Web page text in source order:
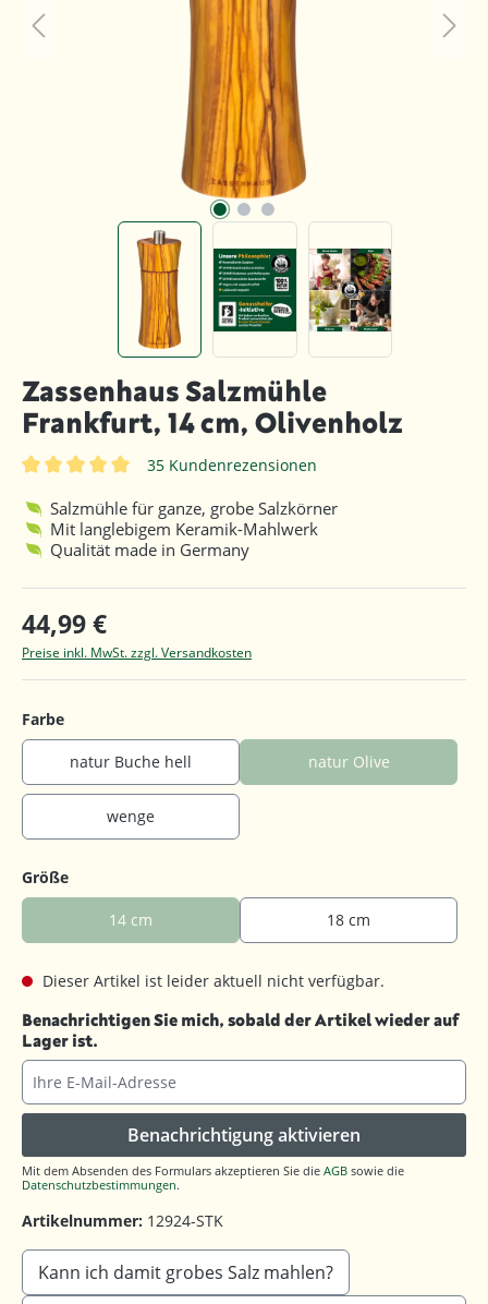
Zassenhaus Salzmühle
Frankfurt, 14 cm, Olivenholz
35 Kundenrezensionen
Salzmühle für ganze, grobe Salzkörner
Mit langlebigem Keramik-Mahlwerk
Qualität made in Germany
44,99 €
Preise inkl. MwSt. zzgl. Versandkosten
Farbeauswählen
natur Buche hell natur Olive
wenge
Größeauswählen
14 cm 18 cm
Dieser Artikel ist leider aktuell nicht verfügbar.
Benachrichtigen Sie mich, sobald der Artikel wieder auf
Lager ist.
Ihre E-Mail-Adresse
Benachrichtigung aktivieren
Mit dem Absenden des Formulars akzeptieren Sie die AGB sowie die
Datenschutzbestimmungen.
Artikelnummer: 12924-STK
Kann ich damit grobes Salz mahlen?